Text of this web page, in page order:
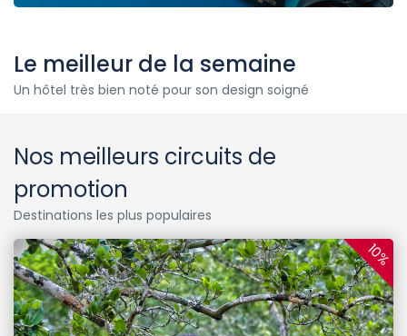
Le meilleur de la semaine
Un hôtel très bien noté pour son design soigné
Nos meilleurs circuits de
promotion
Destinations les plus populaires
10%